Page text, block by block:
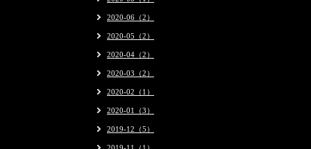
2020-06（2）
2020-05（2）
2020-04（2）
2020-03（2）
2020-02（1）
2020-01（3）
2019-12（5）